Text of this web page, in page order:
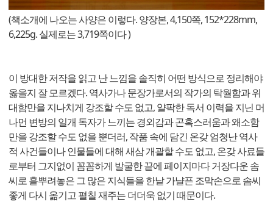
(책소개에 나오는 사양은 이렇다. 양장본, 4,150쪽, 152*228mm,
6,225g. 실제로는 3,719쪽이다 )
이 방대한 저작을 읽고 난 느낌을 솔직히 어떤 방식으로 정리해야
옳을지 잘 모르겠다. 역사가나 문장가로서의 작가의 탁월함과 위
대함만을 지나치게 강조할 수도 없고, 얄팍한 독서 이력을 지닌 머
나먼 변방의 일개 독자가 느끼는 경외감과 곤혹스러움과 왜소함
만을 강조할 수도 없을 뿐더러, 작품 속에 담긴 온갖 엄청난 역사
적 사건들이나 인물들에 대해 새삼 개괄할 수도 없고, 온갖 사료들
로부터 그지없이 꼼꼼하게 발굴한 끝에 페이지마다 거장다운 솜
씨로 흩뿌려놓은 그 많은 지식들을 한낱 가냘픈 조막손으로 솜씨
좋게 다시 옮기고 펼칠 재주는 더더욱 없기 때문이다.